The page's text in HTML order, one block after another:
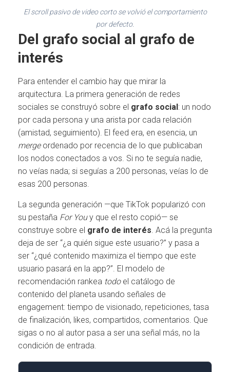
El scroll pasivo de video corto se volvió el comportamiento
por defecto.
Del grafo social al grafo de
interés
Para entender el cambio hay que mirar la
arquitectura. La primera generación de redes
sociales se construyó sobre el grafo social : un nodo
por cada persona y una arista por cada relación
(amistad, seguimiento). El feed era, en esencia, un
mergeordenado por recencia de lo que publicaban
los nodos conectados a vos. Si no te seguía nadie,
no veías nada; si seguías a 200 personas, veías lo de
esas 200 personas.
La segunda generación —que TikTok popularizó con
su pestaña For Youy que el resto copió— se
construye sobre el grafo de interés. Acá la pregunta
deja de ser “¿a quién sigue este usuario?” y pasa a
ser “¿qué contenido maximiza el tiempo que este
usuario pasará en la app?”. El modelo de
recomendación rankea todoel catálogo de
contenido del planeta usando señales de
engagement: tiempo de visionado, repeticiones, tasa
de finalización, likes, compartidos, comentarios. Que
sigas o no al autor pasa a ser una señal más, no la
condición de entrada.